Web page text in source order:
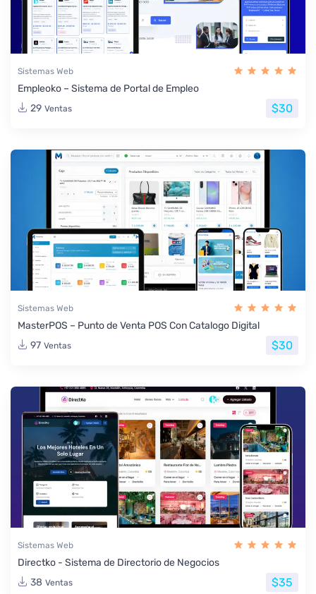
Sistemas Web
Empleoko – Sistema de Portal de Empleo
29 Ventas $30
Sistemas Web
MasterPOS – Punto de Venta POS Con Catalogo Digital
97 Ventas $30
Sistemas Web
Directko - Sistema de Directorio de Negocios
38 Ventas $35